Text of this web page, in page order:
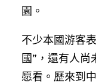
園。
不少本國游客
國”，還有人尚
愿看。歷來到